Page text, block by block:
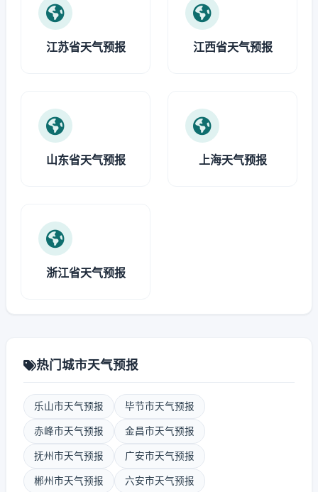
江苏省天气预报 江西省天气预报
山东省天气预报 上海天气预报
浙江省天气预报
热门城市天气预报
乐山市天气预报 毕节市天气预报
赤峰市天气预报 金昌市天气预报
抚州市天气预报 广安市天气预报
郴州市天气预报 六安市天气预报